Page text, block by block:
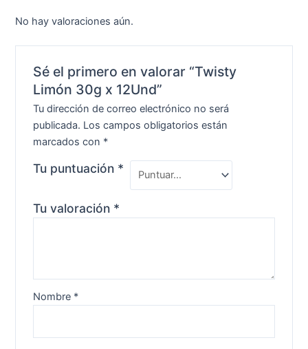
No hay valoraciones aún.
Sé el primero en valorar “Twisty
Limón 30g x 12Und”
Tu dirección de correo electrónico no será
publicada. Los campos obligatorios están
marcados con *
Tu puntuación *
Tu valoración *
Nombre *